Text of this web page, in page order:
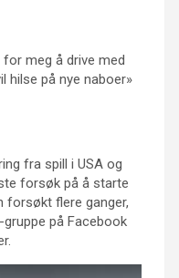
meg å drive med
hilse på nye naboer»
fra spill i USA og
forsøk på å starte
forsøkt flere ganger,
på Facebook